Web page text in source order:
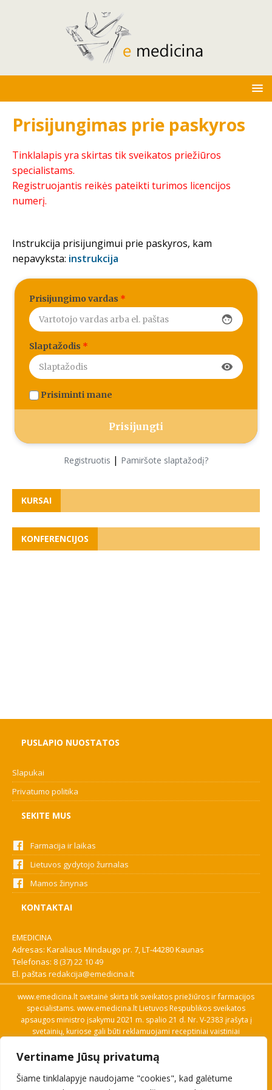
Vertiname Jūsų privatumą
Šiame tinklalapyje naudojame "cookies", kad galėtume
Prisijungimas prie paskyros
Tinklalapis yra skirtas tik sveikatos priežiūros
specialistams.
Registruojantis reikės pateikti turimos licencijos
numerį.
Instrukcija prisijungimui prie paskyros, kam
nepavyksta: instrukcija
Prisijungimo vardas *
face
Slaptažodis *
visibility
Prisiminti mane
Registruotis | Pamiršote slaptažodį?
KURSAI
KONFERENCIJOS
PUSLAPIO NUOSTATOS
Slapukai
Privatumo politika
SEKITE MUS
Farmacija ir laikas
Lietuvos gydytojo žurnalas
Mamos žinynas
KONTAKTAI
EMEDICINA
Adresas: Karaliaus Mindaugo pr. 7, LT-44280 Kaunas
Telefonas: 8 (37) 22 10 49
El. paštas redakcija@emedicina.lt
www.emedicina.lt svetainė skirta tik sveikatos priežiūros ir farmacijos
specialistams. www.emedicina.lt Lietuvos Respublikos sveikatos
apsaugos ministro įsakymu 2021 m. spalio 21 d. Nr. V-2383 įrašyta į
svetainių, kuriose gali būti reklamuojami receptiniai vaistiniai
savo profesinę kvalifikaciją. Naudingos nuorodos: Vaistų ir medicinos
pagalbos priemonių kainų paieška, VVKT tinklalapis, Sveikatos
priežiūros ar farmacijos specialisto pranešimo apie įtariamą